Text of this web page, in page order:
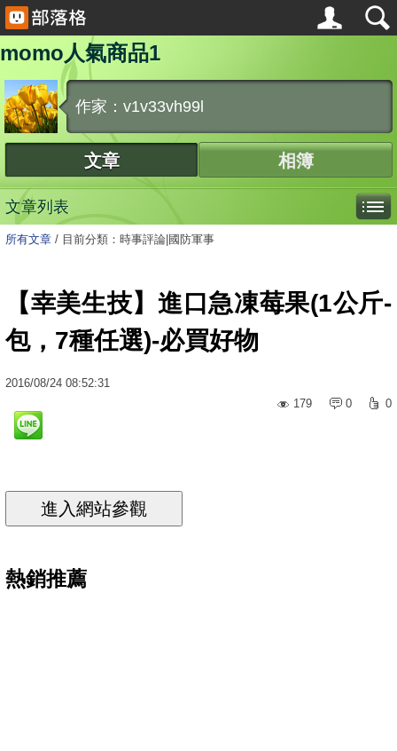
momo人氣商品1
作家：v1v33vh99l
文章 相簿
文章列表
所有文章 / 目前分類：時事評論|國防軍事
【幸美生技】進口急凍莓果(1公斤-
包，7種任選)-必買好物
2016/08/24 08:52:31
179
0 0
熱銷推薦